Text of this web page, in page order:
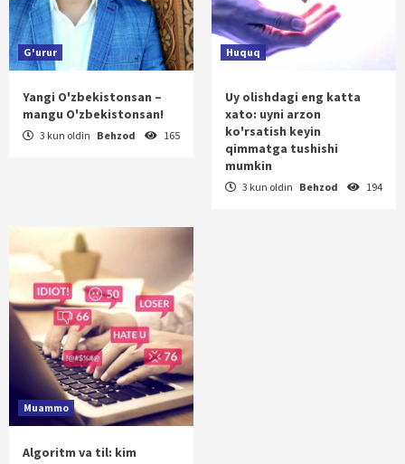
G'urur
Yangi O'zbekistonsan –
mangu O'zbekistonsan!
3 kun oldin Behzod 165
Huquq
Uy olishdagi eng katta
xato: uyni arzon
ko'rsatish keyin
qimmatga tushishi
mumkin
3 kun oldin Behzod 194
Muammo
Algoritm va til: kim